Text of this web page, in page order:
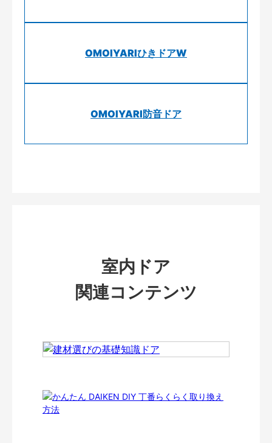
OMOIYARIひきドアW
OMOIYARI防音ドア
室内ドア
関連コンテンツ